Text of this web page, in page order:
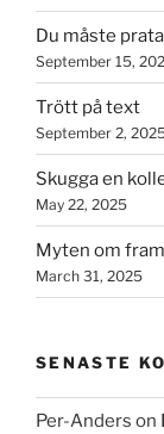
Du måste
September 15,
Trött på text
September 2,
Skugga en
May 22, 2025
Myten om
March 31, 2025
SENASTE
Per-Anders on